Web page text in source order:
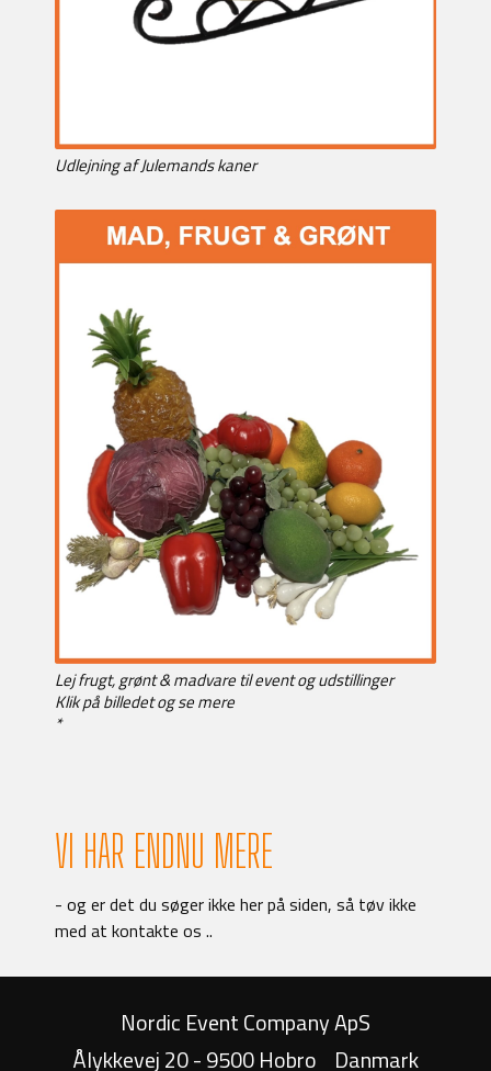
Udlejning af Julemands kaner
Lej frugt, grønt & madvare til event og udstillinger
Klik på billedet og se mere
*
VI HAR ENDNU MERE
- og er det du søger ikke her på siden, så tøv ikke
med at kontakte os ..
Nordic Event Company ApS
Ålykkevej 20 - 9500 Hobro
Danmark